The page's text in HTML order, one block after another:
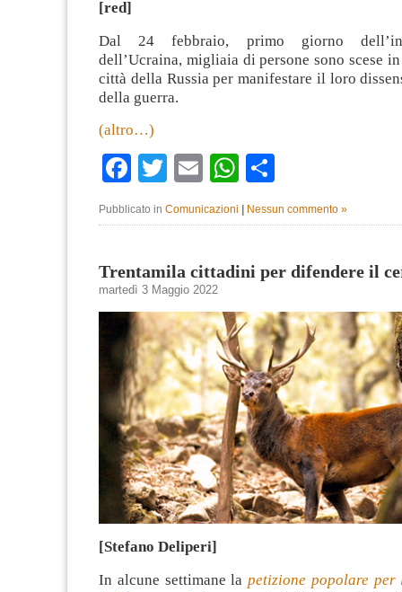
[red]
Dal 24 febbraio, primo giorno
dell’Ucraina, migliaia di persone sono scese
città della Russia per manifestare il loro
della guerra.
(altro…)
Facebook
TwitterEmailWhatsApp
Pubblicato in Comunicazioni Nessun commento »
Trentamila cittadini per difendere il
martedì 3 Maggio 2022
[Stefano Deliperi]
In alcune settimane la petizione popolare